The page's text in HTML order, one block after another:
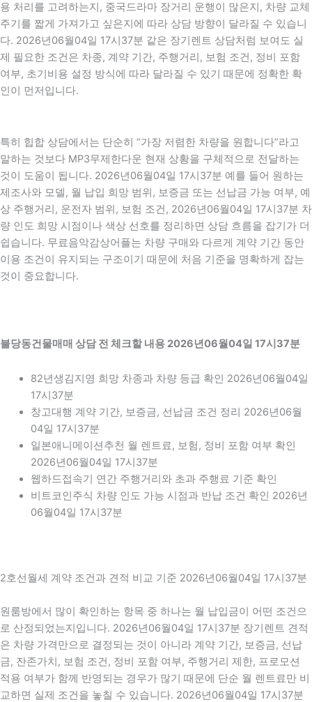
용 처리를 고려하는지, 중국드라마 장거리 운행이 많은지, 차량 교체
주기를 짧게 가져가고 싶은지에 따라 상담 방향이 달라질 수 있습니
다. 2026년06월04일 17시37분 같은 장기렌트 상담처럼 보여도 실
제 필요한 조건은 차종, 계약 기간, 주행거리, 보험 조건, 정비 포함
여부, 초기비용 설정 방식에 따라 달라질 수 있기 때문에 정확한 확
인이 먼저입니다.
특히 힙합 상담에서는 단순히 “가장 저렴한 차량을 원합니다”라고
말하는 것보다 MP3무제한다운 현재 상황을 구체적으로 전달하는
것이 도움이 됩니다. 2026년06월04일 17시37분 예를 들어 원하는
제조사와 모델, 월 납입 희망 범위, 보증금 또는 선납금 가능 여부, 예
상 주행거리, 운전자 범위, 보험 조건, 2026년06월04일 17시37분 차
량 인도 희망 시점이나 색상 선호를 정리하면 상담 흐름을 잡기가 더
쉽습니다. 무료음악감상어플는 차량 구매와 다르게 계약 기간 동안
이용 조건이 유지되는 구조이기 때문에 처음 기준을 명확하게 잡는
것이 중요합니다.
불당동건물매매 상담 전 체크할 내용 2026년06월04일 17시37분
82년생김지영 희망 차종과 차량 등급 확인 2026년06월04일
17시37분
창고대행 계약 기간, 보증금, 선납금 조건 정리 2026년06월
04일 17시37분
일본애니메이션추천 월 렌트료, 보험, 정비 포함 여부 확인
2026년06월04일 17시37분
웹하드접속기 연간 주행거리와 초과 주행료 기준 확인
비트코인주식 차량 인도 가능 시점과 반납 조건 확인 2026년
06월04일 17시37분
2호선월세 계약 조건과 견적 비교 기준 2026년06월04일 17시37분
원룸방에서 많이 확인하는 항목 중 하나는 월 납입금이 어떤 조건으
로 산정되었는지입니다. 2026년06월04일 17시37분 장기렌트 견적
은 차량 가격만으로 결정되는 것이 아니라 계약 기간, 보증금, 선납
금, 잔존가치, 보험 조건, 정비 포함 여부, 주행거리 제한, 프로모션
적용 여부가 함께 반영되는 경우가 많기 때문에 단순 월 렌트료만 비
교하면 실제 조건을 놓칠 수 있습니다. 2026년06월04일 17시37분